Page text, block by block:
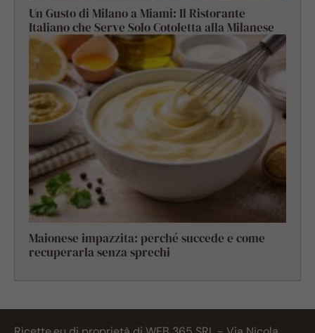
Un Gusto di Milano a Miami: Il Ristorante
Italiano che Serve Solo Cotoletta alla Milanese
Maionese impazzita: perché succede e come
recuperarla senza sprechi